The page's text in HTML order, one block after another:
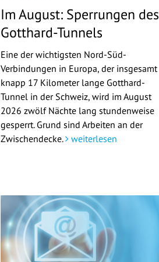
Im August: Sperrungen des
Gotthard-Tunnels
Eine der wichtigsten Nord-Süd-
Verbindungen in Europa, der insgesamt
knapp 17 Kilometer lange Gotthard-
Tunnel in der Schweiz, wird im August
2026 zwölf Nächte lang stundenweise
gesperrt. Grund sind Arbeiten an der
Zwischendecke.
weiterlesen